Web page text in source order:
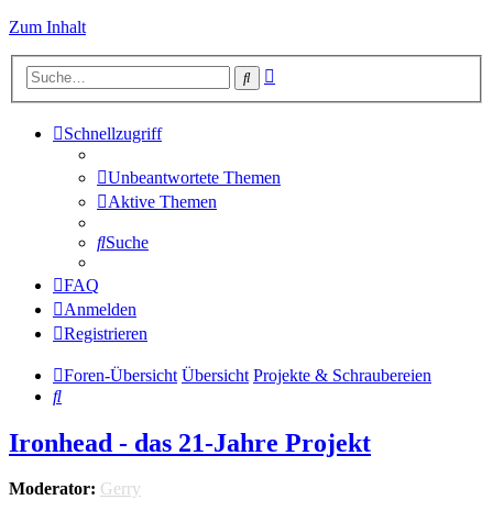
Zum Inhalt
Suche
Schnellzugriff
Unbeantwortete Themen
Aktive Themen
Suche
FAQ
Anmelden
Registrieren
Foren-Übersicht Übersicht Projekte & Schraubereien
Suche
Ironhead - das 21-Jahre Projekt
Moderator: Gerry